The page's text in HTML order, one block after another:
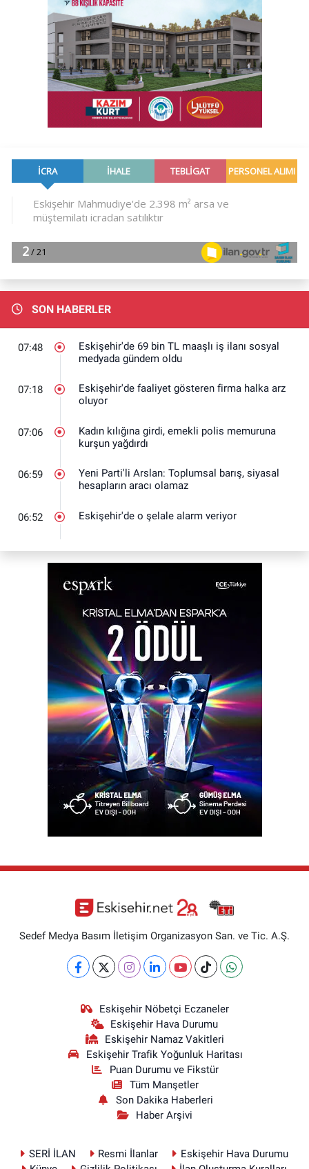
SON HABERLER
07:48
Eskişehir'de 69 bin TL maaşlı iş ilanı sosyal
medyada gündem oldu
07:18
Eskişehir'de faaliyet gösteren firma halka arz
oluyor
07:06
Kadın kılığına girdi, emekli polis memuruna
kurşun yağdırdı
06:59
Yeni Parti'li Arslan: Toplumsal barış, siyasal
hesapların aracı olamaz
06:52 Eskişehir'de o şelale alarm veriyor
Sedef Medya Basım İletişim Organizasyon San. ve Tic. A.Ş.
Eskişehir Nöbetçi Eczaneler
Eskişehir Hava Durumu
Eskişehir Namaz Vakitleri
Eskişehir Trafik Yoğunluk Haritası
Puan Durumu ve Fikstür
Tüm Manşetler
Son Dakika Haberleri
Haber Arşivi
SERİ İLAN Resmi İlanlar
Eskişehir Hava Durumu